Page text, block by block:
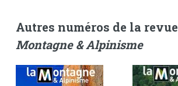
Autres numéros de la revue
Montagne & Alpinisme